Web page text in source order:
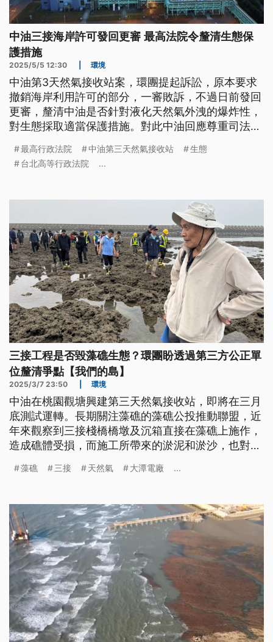
中油三接海岸許可發回更審 最高法院令釐清生態保
護措施
2025/5/5 12:30 環境
中油第3天然氣接收站案，環團提起訴訟，原本要求
撤銷海岸利用許可的部分，一審敗訴，不過日前發回
更審，釐清中油是否針對液化天然氣外洩的爆炸性，
對生態採取適當保護措施。對此中油回應尊重司法，
最高行政法院 中油第三天然氣接收站
生態
台北高等行政法院
...
三接工程是否毀藻礁生態？環團盼透過第三方公正單
位釐清爭點【我們的島】
2025/3/7 23:50 環境
中油在桃園觀塘興建第三天然氣接收站，即將在三月
底測試運轉。長期關注藻礁的藻礁公投推動聯盟，近
年來觀察到三接棧橋橋墩及沉箱直接在藻礁上施作，
造成礁體受損，而施工所帶來的淤泥和淤沙，也對藻
傷害，3月3日在立委的協助下，召開藻礁保育策進協
藻礁 三接 天然氣 大潭電廠 ...